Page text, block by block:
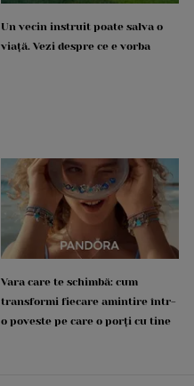
Un vecin instruit poate salva o
viață. Vezi despre ce e vorba
Vara care te schimbă: cum
transformi fiecare amintire într-
o poveste pe care o porți cu tine